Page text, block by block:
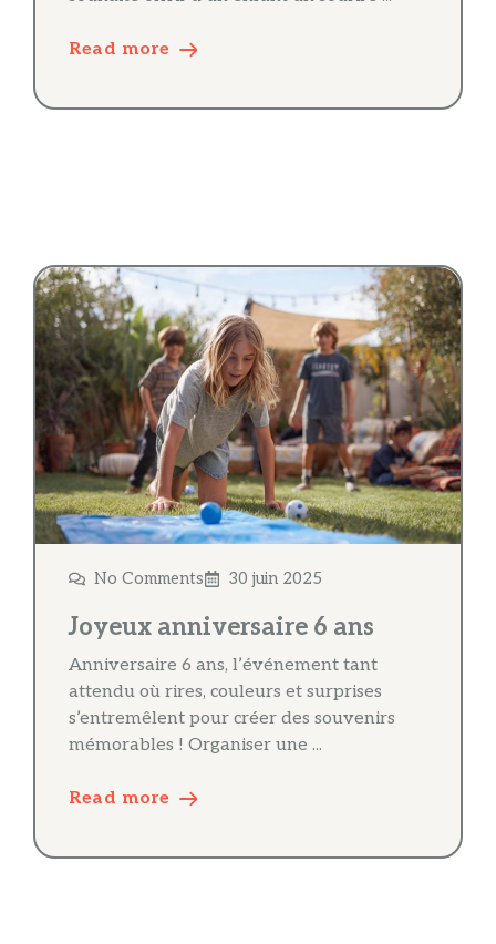
Read more
No Comments 30 juin 2025
Joyeux anniversaire 6 ans
Anniversaire 6 ans, l’événement tant
attendu où rires, couleurs et surprises
s’entremêlent pour créer des souvenirs
mémorables ! Organiser une ...
Read more